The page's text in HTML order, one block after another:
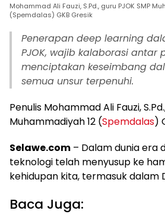
Mohammad Ali Fauzi, S.Pd., guru PJOK SMP
(Spemdalas) GKB Gresik
Penerapan deep learning
PJOK, wajib kalaborasi antar
menciptakan keseimbang
semua unsur terpenuhi.
Penulis Mohammad Ali Fauzi,
Muhammadiyah 12 (Spemdalas)
Selawe.com – Dalam dunia era
teknologi telah menyusup ke
kehidupan kita, termasuk dalam
Baca Juga: